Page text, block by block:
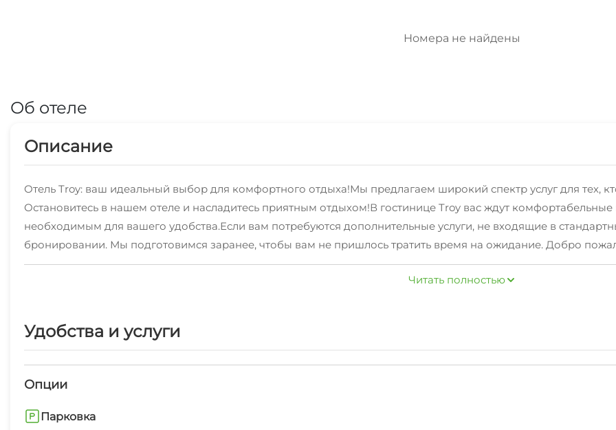
Номера не найдены
Об отеле
Описание
Отель Troy: ваш идеальный выбор для комфортного отдыха!Мы предлагаем широкий спектр услуг для тех,
Остановитесь в нашем отеле и насладитесь приятным отдыхом!В гостинице Troy вас ждут
необходимым для вашего удобства.Если вам потребуются дополнительные услуги, не входящие в
бронировании. Мы подготовимся заранее, чтобы вам не пришлось тратить время на ожидание. Добро
настоящему расслабиться и насладиться своим пребыванием!
Читать полностью
Удобства и услуги
Опции
Парковка